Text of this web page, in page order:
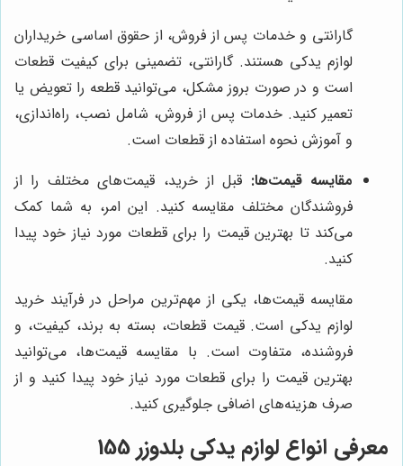
گارانتی و خدمات پس از فروش، از حقوق اساسی خریداران
لوازم یدکی هستند. گارانتی، تضمینی برای کیفیت قطعات
است و در صورت بروز مشکل، می‌توانید قطعه را تعویض یا
تعمیر کنید. خدمات پس از فروش، شامل نصب، راه‌اندازی،
و آموزش نحوه استفاده از قطعات است.
مقایسه قیمت‌ها: قبل از خرید، قیمت‌های مختلف را از
فروشندگان مختلف مقایسه کنید. این امر، به شما کمک
می‌کند تا بهترین قیمت را برای قطعات مورد نیاز خود پیدا
کنید.
مقایسه قیمت‌ها، یکی از مهم‌ترین مراحل در فرآیند خرید
لوازم یدکی است. قیمت قطعات، بسته به برند، کیفیت، و
فروشنده، متفاوت است. با مقایسه قیمت‌ها، می‌توانید
بهترین قیمت را برای قطعات مورد نیاز خود پیدا کنید و از
صرف هزینه‌های اضافی جلوگیری کنید.
معرفی انواع لوازم یدکی بلدوزر 155